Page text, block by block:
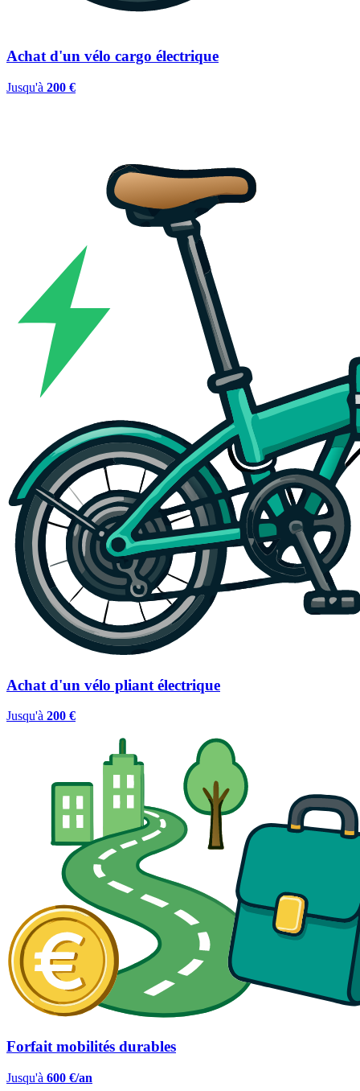
Achat d'un vélo cargo électrique
Jusqu'à 200 €
Achat d'un vélo pliant électrique
Jusqu'à 200 €
Forfait mobilités durables
Jusqu'à 600 €/an